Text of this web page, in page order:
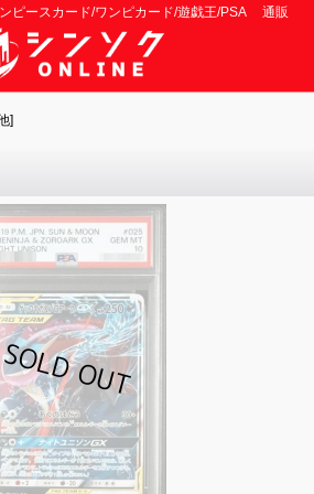
ピースカード/ワンピカード/遊戯王/PSA 通販
]